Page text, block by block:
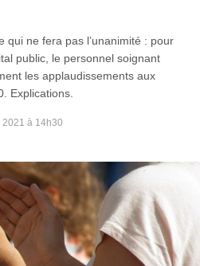
qui ne fera pas l’unanimité : pour
public, le personnel soignant
les applaudissements aux
Explications.
2021 à 14h30